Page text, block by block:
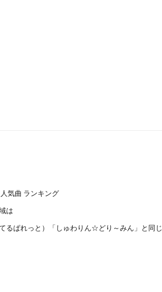
気曲 ランキング
は
ぱれっと）「しゅわりん☆どり～みん」と同じ